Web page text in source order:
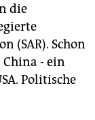
die
(SAR). Schon
China - ein
Politische